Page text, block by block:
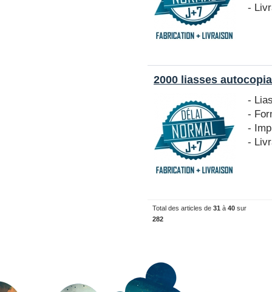
-
2000 liasses
-
-
-
-
Total des articles de 31 à 40 sur
282